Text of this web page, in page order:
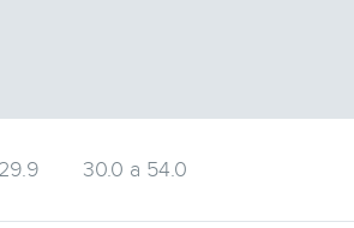
30.0 a 54.0